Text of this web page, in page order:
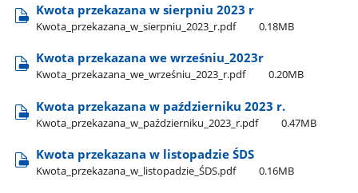
Kwota przekazana w sierpniu 2023 r
Kwota​_przekazana​_w​_sierpniu​_2023​_r.pdf 0.18MB
Kwota przekazana we wrześniu​_2023r
Kwota​_przekazana​_we​_wrześniu​_2023​_r.pdf 0.20MB
Kwota przekazana w październiku 2023 r.
Kwota​_przekazana​_w​_październiku​_2023​_r.pdf 0.47MB
Kwota przekazana w listopadzie ŚDS
Kwota​_przekazana​_w​_listopadzie​_ŚDS.pdf 0.16MB